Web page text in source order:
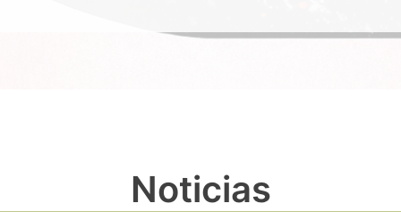
Noticias